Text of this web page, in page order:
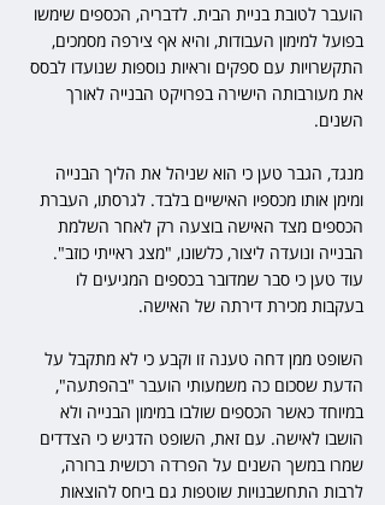
הועבר לטובת בניית הבית. לדבריה, הכספים שימשו
בפועל למימון העבודות, והיא אף צירפה מסמכים,
התקשרויות עם ספקים וראיות נוספות שנועדו לבסס
את מעורבותה הישירה בפרויקט הבנייה לאורך
השנים.
מנגד, הגבר טען כי הוא שניהל את הליך הבנייה
ומימן אותו מכספיו האישיים בלבד. לגרסתו, העברת
הכספים מצד האישה בוצעה רק לאחר השלמת
הבנייה ונועדה ליצור, כלשונו, "מצג ראייתי כוזב".
עוד טען כי סבר שמדובר בכספים המגיעים לו
בעקבות מכירת דירתה של האישה.
השופט ממן דחה טענה זו וקבע כי לא מתקבל על
הדעת שסכום כה משמעותי הועבר "בהפתעה",
במיוחד כאשר הכספים שולבו במימון הבנייה ולא
הושבו לאישה. עם זאת, השופט הדגיש כי הצדדים
שמרו במשך השנים על הפרדה רכושית ברורה,
לרבות התחשבנויות שוטפות גם ביחס להוצאות